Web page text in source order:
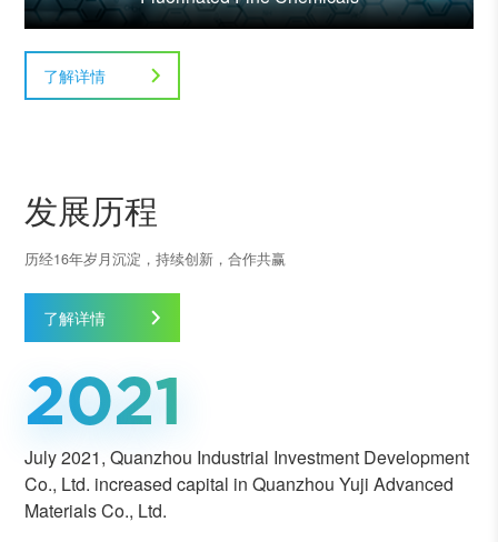
了解详情
发展历程
历经16年岁月沉淀，持续创新，合作共赢
了解详情
2021
July 2021, Quanzhou Industrial Investment Development
Co., Ltd. increased capital in Quanzhou Yuji Advanced
Materials Co., Ltd.